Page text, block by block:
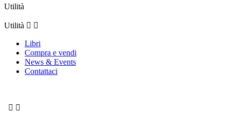
Utilità
Utilità  
Libri
Compra e vendi
News & Events
Contattaci
 